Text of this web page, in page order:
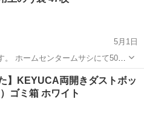
5月1日
。 ホームセンタームサシにて50枚
なかった為、残り47枚格安にてお
用具 ホームセンタームサシ
】KEYUCA両開きダストボッ
ゴミ箱 ホワイト